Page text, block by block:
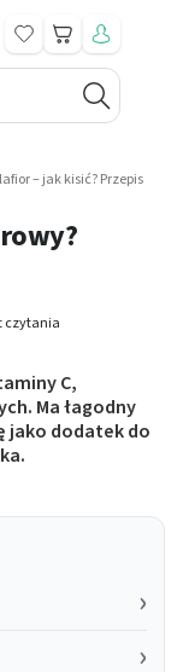
Koszyk
– jak kisić? Przepis
czytania
C,
Ma łagodny
jako dodatek do